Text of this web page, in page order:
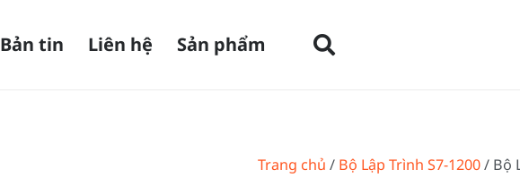
Bản tin Liên hệ Sản phẩm
Trang chủ / Bộ Lập Trình S7-1200/ Bộ